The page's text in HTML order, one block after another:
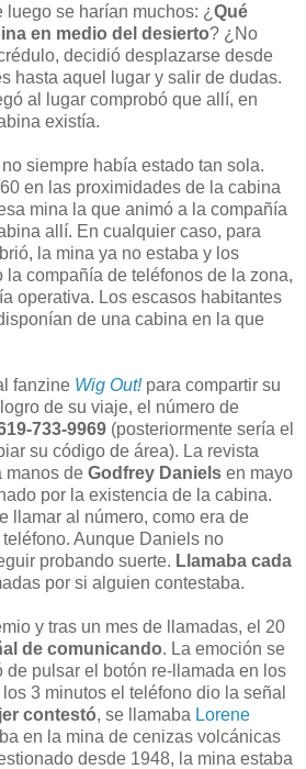
luego se harían muchos: ¿ Qué
en medio del desierto? ¿No
decidió desplazarse desde
hasta aquel lugar y salir de dudas.
al lugar comprobó que allí, en
existía.
siempre había estado tan sola.
en las proximidades de la cabina
mina la que animó a la compañía
allí. En cualquier caso, para
la mina ya no estaba y los
la compañía de teléfonos de la zona,
operativa. Los escasos habitantes
de una cabina en la que
fanzine Wig Out!para compartir su
de su viaje, el número de
733-9969 (posteriormente sería el
su código de área). La revista
manos de Godfrey Daniels en mayo
por la existencia de la cabina.
llamar al número, como era de
Aunque Daniels no
probando suerte. Llamaba cada
por si alguien contestaba.
y tras un mes de llamadas, el 20
de comunicando. La emoción se
de pulsar el botón re-llamada en los
3 minutos el teléfono dio la señal
contestó, se llamaba Lorene
en la mina de cenizas volcánicas
desde 1948, la mina estaba